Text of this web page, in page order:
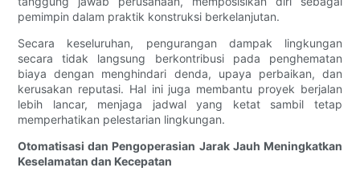
pemimpin dalam praktik konstruksi berkelanjutan.
Secara keseluruhan, pengurangan dampak lingkungan
secara tidak langsung berkontribusi pada penghematan
biaya dengan menghindari denda, upaya perbaikan, dan
kerusakan reputasi. Hal ini juga membantu proyek berjalan
lebih lancar, menjaga jadwal yang ketat sambil tetap
memperhatikan pelestarian lingkungan.
Otomatisasi dan Pengoperasian Jarak Jauh Meningkatkan
Keselamatan dan Kecepatan